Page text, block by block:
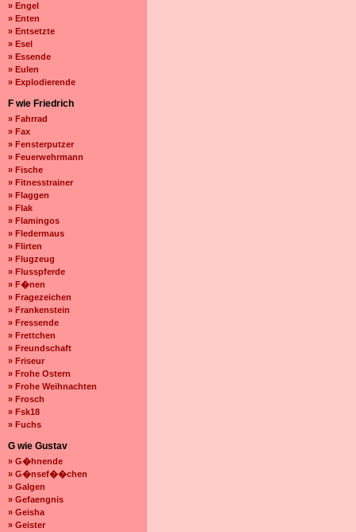
» Engel
» Enten
» Entsetzte
» Esel
» Essende
» Eulen
» Explodierende
F wie Friedrich
» Fahrrad
» Fax
» Fensterputzer
» Feuerwehrmann
» Fische
» Fitnesstrainer
» Flaggen
» Flak
» Flamingos
» Fledermaus
» Flirten
» Flugzeug
» Flusspferde
» F�nen
» Fragezeichen
» Frankenstein
» Fressende
» Frettchen
» Freundschaft
» Friseur
» Frohe Ostern
» Frohe Weihnachten
» Frosch
» Fsk18
» Fuchs
G wie Gustav
» G�hnende
» G�nsef��chen
» Galgen
» Gefaengnis
» Geisha
» Geister